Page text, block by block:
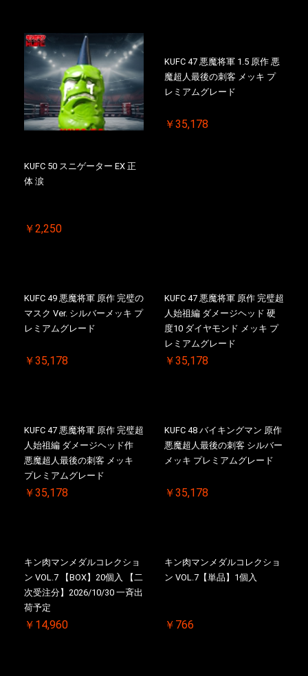
KUFC 50 スニゲーター EX 正
体 涙
￥2,250
KUFC 47 悪魔将軍 1.5 原作 悪
魔超人最後の刺客 メッキ プ
レミアムグレード
￥35,178
KUFC 49 悪魔将軍 原作 完璧の
マスク Ver. シルバーメッキ プ
レミアムグレード
￥35,178
KUFC 47 悪魔将軍 原作 完璧超
人始祖編 ダメージヘッド 硬
度10 ダイヤモンド メッキ プ
レミアムグレード
￥35,178
KUFC 47 悪魔将軍 原作 完璧超
人始祖編 ダメージヘッド作
悪魔超人最後の刺客 メッキ
プレミアムグレード
￥35,178
KUFC 48 バイキングマン 原作
悪魔超人最後の刺客 シルバー
メッキ プレミアムグレード
￥35,178
キン肉マンメダルコレクショ
ン VOL.7 【BOX】20個入 【二
次受注分】2026/10/30 一斉出
荷予定
￥14,960
キン肉マンメダルコレクショ
ン VOL.7【単品】1個入
￥766